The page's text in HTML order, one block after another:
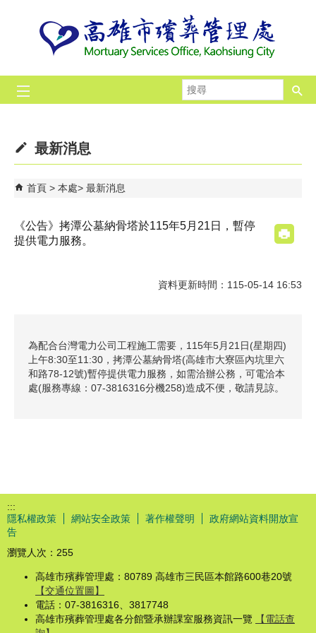
尋
最新消息
首頁 本處 最新消息
《公告》拷潭公墓納骨塔於115年5月21日，暫停
提供電力服務。
資料更新時間：115-05-14 16:53
為配合台灣電力公司工程施工需要，115年5月21日(星期四)
上午8:30至11:30，拷潭公墓納骨塔(高雄市大寮區內坑里六
和路78-12號)暫停提供電力服務，如需洽辦公務，可電洽本
處(服務專線：07-3816316分機258)造成不便，敬請見諒。
:::
隱私權政策
網站安全政策 著作權聲明
政府網站資料開放宣
告
瀏覽人次： 255
高雄市殯葬管理處：80789 高雄市三民區本館路600巷20號
【交通位置圖】
電話：07-3816316、3817748
高雄市殯葬管理處各分館暨承辦課室服務資訊一覽
【電話查